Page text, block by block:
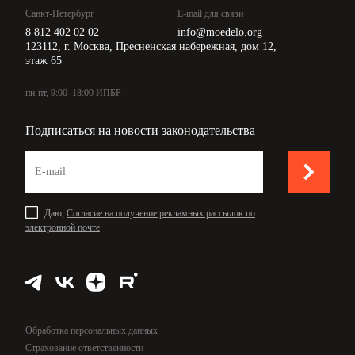
Санкт-Петербург
8 812 402 02 02
E-mail для связи
info@moedelo.org
123112, г. Москва, Пресненская набережная, дом 12,
этаж 65
пн-пт, 9:00–18:00 ИПБР
Подписаться на новости законодательства
Даю, Согласие на получение рекламных рассылок по
электронной почте
Обработка персональных данных
Страхование ответственности